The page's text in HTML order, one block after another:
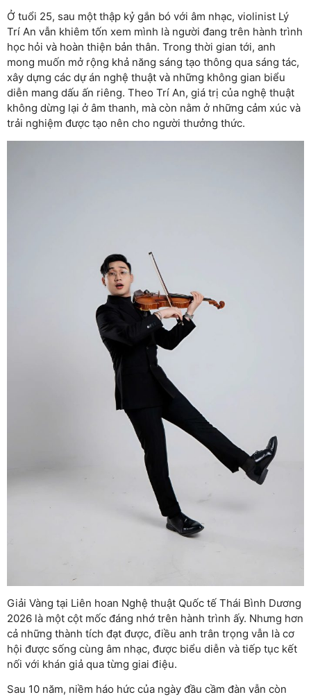
Ở tuổi 25, sau một thập kỷ gắn bó với âm nhạc, violinist Lý
Trí An vẫn khiêm tốn xem mình là người đang trên hành trình
học hỏi và hoàn thiện bản thân. Trong thời gian tới, anh
mong muốn mở rộng khả năng sáng tạo thông qua sáng tác,
xây dựng các dự án nghệ thuật và những không gian biểu
diễn mang dấu ấn riêng. Theo Trí An, giá trị của nghệ thuật
không dừng lại ở âm thanh, mà còn nằm ở những cảm xúc và
trải nghiệm được tạo nên cho người thưởng thức.
Giải Vàng tại Liên hoan Nghệ thuật Quốc tế Thái Bình Dương
2026 là một cột mốc đáng nhớ trên hành trình ấy. Nhưng hơn
cả những thành tích đạt được, điều anh trân trọng vẫn là cơ
hội được sống cùng âm nhạc, được biểu diễn và tiếp tục kết
nối với khán giả qua từng giai điệu.
Sau 10 năm, niềm háo hức của ngày đầu cầm đàn vẫn còn